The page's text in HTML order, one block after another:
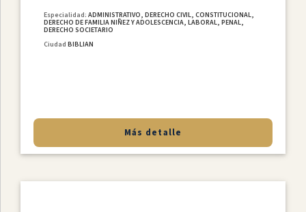
Especialidad:ADMINISTRATIVO, DERECHO CIVIL, CONSTITUCIONAL,
DERECHO DE FAMILIA NIÑEZ Y ADOLESCENCIA, LABORAL, PENAL,
DERECHO SOCIETARIO
Ciudad BIBLIAN
Más detalle